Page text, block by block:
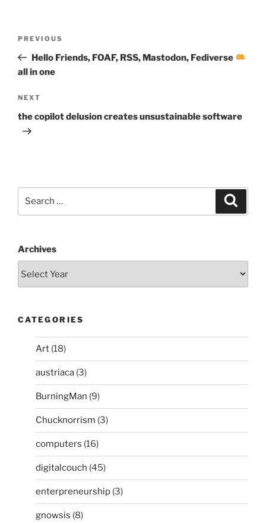
Previous
Post
PREVIOUS
Hello Friends, FOAF, RSS, Mastodon, Fediverse
all in one
Next
Post
NEXT
the copilot delusion creates unsustainable software
Archives
CATEGORIES
Art (18)
austriaca (3)
BurningMan (9)
Chucknorrism (3)
computers (16)
digitalcouch (45)
enterpreneurship (3)
gnowsis (8)